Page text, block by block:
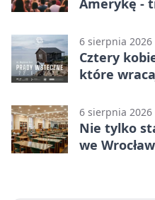
Amerykę -
6 sierpnia 2026
Cztery
które
6 sierpnia 2026
Nie tylko
we